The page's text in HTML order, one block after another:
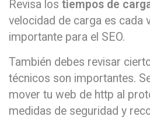
Revisa los tiempos de
velocidad de carga es cada
importante para el SEO.
También debes revisar
técnicos son importantes.
mover tu web de http al
medidas de seguridad y